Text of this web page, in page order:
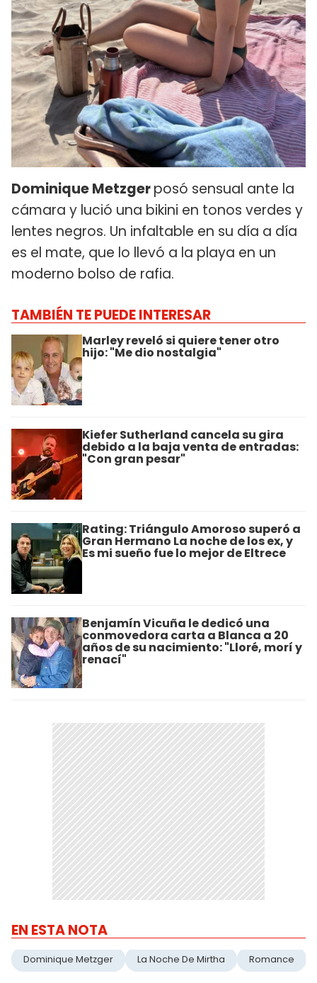
Dominique Metzgerposó sensual ante la
cámara y lució una bikini en tonos verdes y
lentes negros. Un infaltable en su día a día
es el mate, que lo llevó a la playa en un
moderno bolso de rafia.
TAMBIÉN TE PUEDE INTERESAR
Marley reveló si quiere tener otro
hijo: "Me dio nostalgia"
Kiefer Sutherland cancela su gira
debido a la baja venta de entradas:
"Con gran pesar"
Rating: Triángulo Amoroso superó a
Gran Hermano La noche de los ex, y
Es mi sueño fue lo mejor de Eltrece
Benjamín Vicuña le dedicó una
conmovedora carta a Blanca a 20
años de su nacimiento: "Lloré, morí y
renací"
EN ESTA NOTA
Dominique Metzger La Noche De Mirtha Romance